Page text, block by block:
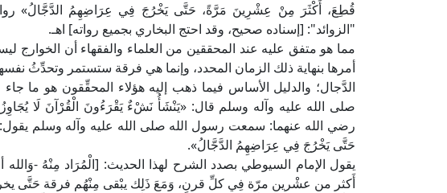
قُطِعَ، أَكْثَرَ مِنْ عِشْرِينَ مَرَّةً، حَتَّى يَخْرُجَ فِي عِرَاضِهِمُ الدَّجَّالُ»
"الزوائد": [إسناده صحيح، وقد احتج البخاري بجميع رواته] اهـ.
مما هو متفق عليه عند المحققين من العلماء والفقهاء أن
أمرها بنهاية ذلك الزمان المحدد، وإنما هي فرقة ستستمر وتحدِّثُ
الدَّجال؛ والدليل الأساس فيما ذهب إليه هؤلاء المحقِّقون هو ما
صلى الله عليه وآله وسلم قال: «يَنْشَأُ نَشْءٌ يَقْرَءُونَ الْقُرْآنَ لَا
رضي الله عنهما: سمعت رسول الله صلى الله عليه وآله وسلم
حَتَّى يَخْرُجَ فِي عِرَاضِهِمُ الدَّجَّالُ».
يقول الإمام السيوطي بصدد الشرح لهذا الحديث: [الْمُرَاد مِنْهُ -
أَكثر من عشْرين مرّة فِي كلِّ قرنٍ، وَمَعَ ذَلِك يبْقى مِنْهُم فرقة حَتَّى